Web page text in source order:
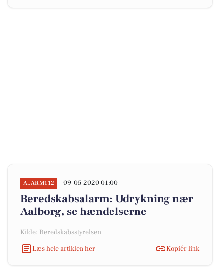
ALARM112 09-05-2020 01:00
Beredskabsalarm: Udrykning nær
Aalborg, se hændelserne
Kilde: Beredskabsstyrelsen
Læs hele artiklen her
Kopiér link